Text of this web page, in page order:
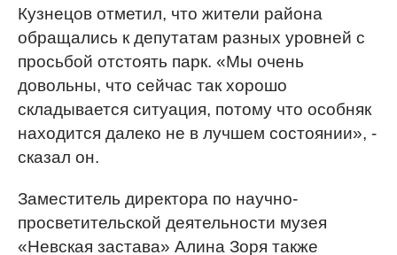
Кузнецов отметил, что жители района
обращались к депутатам разных уровней с
просьбой отстоять парк. «Мы очень
довольны, что сейчас так хорошо
складывается ситуация, потому что особняк
находится далеко не в лучшем состоянии», -
сказал он.
Заместитель директора по научно-
просветительской деятельности музея
«Невская застава» Алина Зоря также